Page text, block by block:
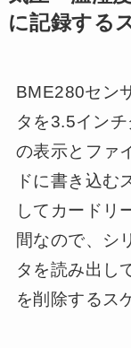
に記録する
BME280セン
タを3.5イン
の表示とファ
ドに書き込む
してカードリ
間なので、シ
タを読み出し
を削除するス